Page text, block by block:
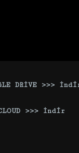
DRİVE >>>
>>> İndir